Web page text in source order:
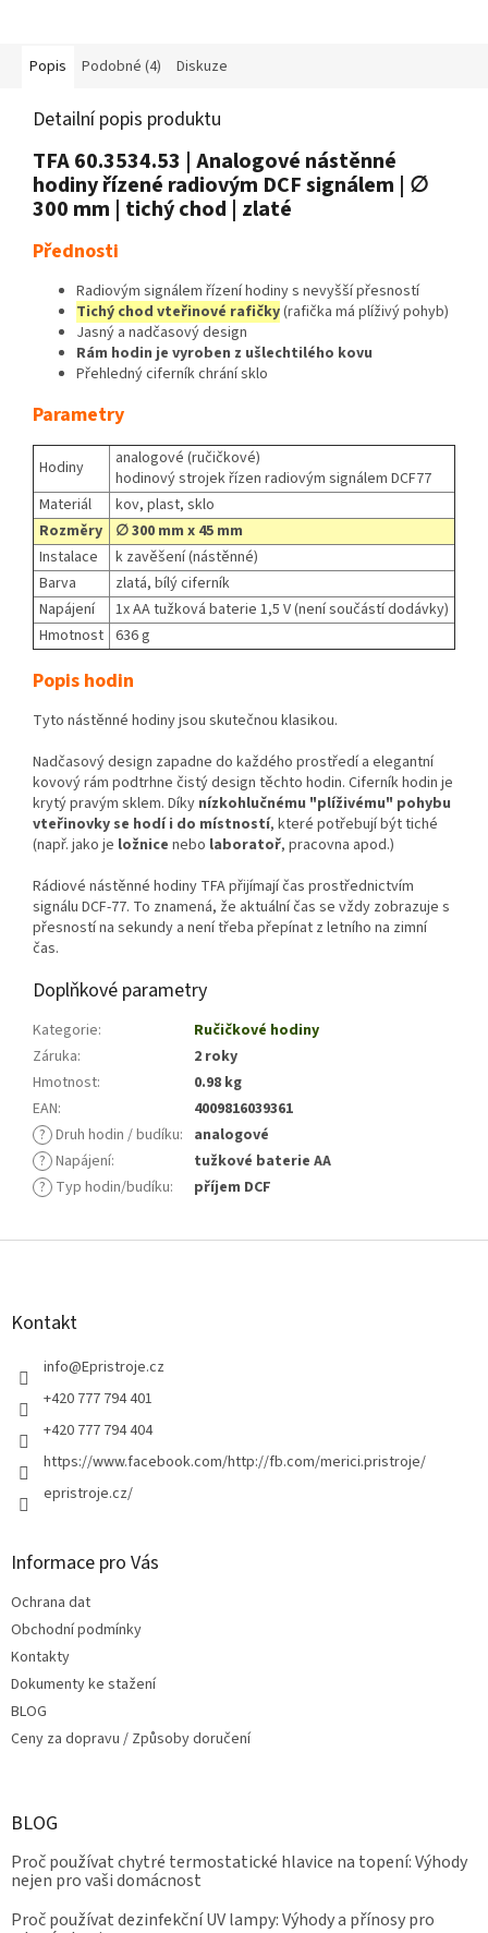
Popis Podobné (4) Diskuze
Detailní popis produktu
TFA 60.3534.53 | Analogové nástěnné
hodiny řízené radiovým DCF signálem | ∅
300 mm | tichý chod | zlaté
Přednosti
Radiovým signálem řízení hodiny s nevyšší přesností
Tichý chod vteřinové rafičky(rafička má plíživý pohyb)
Jasný a nadčasový design
Rám hodin je vyroben z ušlechtilého kovu
Přehledný ciferník chrání sklo
Parametry
Hodiny
analogové (ručičkové)
hodinový strojek řízen radiovým signálem DCF77
Materiál
kov, plast, sklo
Rozměry
∅​ 300 mm x 45 mm
Instalace
k zavěšení (nástěnné)
Barva
zlatá, bílý ciferník
Napájení
1x AA tužková baterie 1,5 V (není součástí dodávky)
Hmotnost 636 g
Popis hodin
Tyto nástěnné hodiny jsou skutečnou klasikou.
Nadčasový design zapadne do každého prostředí a elegantní
kovový rám podtrhne čistý design těchto hodin. Ciferník hodin je
krytý pravým sklem. Díky nízkohlučnému "plíživému" pohybu
vteřinovky se hodí i do místností, které potřebují být tiché
(např. jako je ložnice nebo laboratoř, pracovna apod.)
Rádiové nástěnné hodiny TFA přijímají čas prostřednictvím
signálu DCF-77. To znamená, že aktuální čas se vždy zobrazuje s
přesností na sekundy a není třeba přepínat z letního na zimní
čas.
Doplňkové parametry
Kategorie:
Ručičkové hodiny
Záruka:
2 roky
Hmotnost:
0.98 kg
EAN:
4009816039361
? Druh hodin / budíku: analogové
? Napájení:
tužkové baterie AA
? Typ hodin/budíku: příjem DCF
Z
Kontakt
info@Epristroje.cz
+420 777 794 401
+420 777 794 404
https://www.facebook.com/http://fb.com/merici.pristroje/
epristroje.cz/
Informace pro Vás
Ochrana dat
Obchodní podmínky
Kontakty
Dokumenty ke stažení
BLOG
Ceny za dopravu / Způsoby doručení
BLOG
Proč používat chytré termostatické hlavice na topení: Výhody
nejen pro vaši domácnost
Proč používat dezinfekční UV lampy: Výhody a přínosy pro